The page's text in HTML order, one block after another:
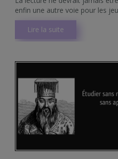
enfin une autre voie pour les
Lire la suite